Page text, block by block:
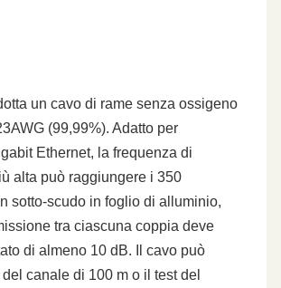
un cavo di rame senza ossigeno
(99,99%). Adatto per
Ethernet, la frequenza di
alta può raggiungere i 350
sotto-scudo in foglio di alluminio,
tra ciascuna coppia deve
di almeno 10 dB. Il cavo può
canale di 100 m o il test del